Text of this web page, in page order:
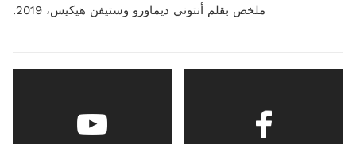
ملخص بقلم أنتوني ديماورو وستيفن هيكيس، 2019.